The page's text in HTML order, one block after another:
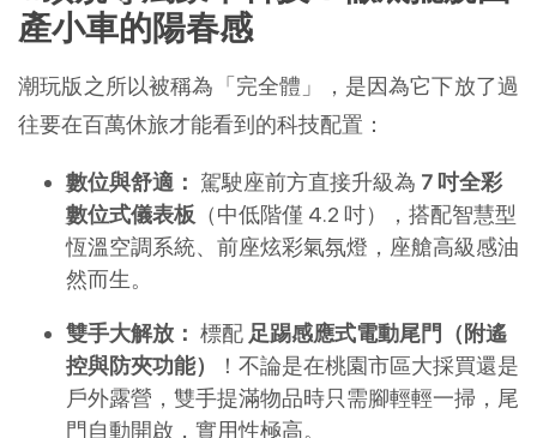
產小車的陽春感
潮玩版之所以被稱為「完全體」，是因為它下放了過
往要在百萬休旅才能看到的科技配置：
數位與舒適： 駕駛座前方直接升級為 7 吋全彩
數位式儀表板 （中低階僅 4.2 吋），搭配智慧型
恆溫空調系統、前座炫彩氣氛燈，座艙高級感油
然而生。
雙手大解放： 標配 足踢感應式電動尾門（附遙
控與防夾功能）
！不論是在桃園市區大採買還是
戶外露營，雙手提滿物品時只需腳輕輕一掃，尾
門自動開啟，實用性極高。